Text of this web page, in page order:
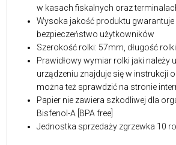
w kasach fiskalnych oraz
Wysoka jakość produktu
bezpieczeństwo użytkowników
Szerokość rolki: 57mm, długość
Prawidłowy wymiar rolki jaki należy
urządzeniu znajduje się w instrukcji
można też sprawdzić na stronie
Papier nie zawiera szkodliwej dla
Bisfenol-A [BPA free]
Jednostka sprzedaży zgrzewka 10